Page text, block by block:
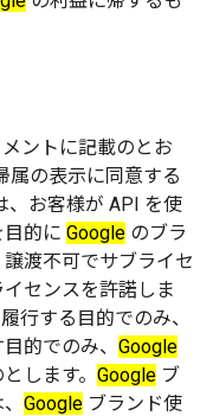
ントに記載のとお
属の表示に同意する
、お客様が API を使
的に Google のブラ
渡不可でサブライセ
センスを許諾しま
行する目的でのみ、
的でのみ、 Google
します。 Google ブ
Google ブランド使